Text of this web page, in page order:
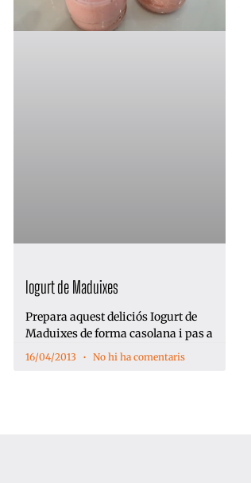
Iogurt de Maduixes
Prepara aquest deliciós Iogurt de
Maduixes de forma casolana i pas a
16/04/2013 No hi ha comentaris